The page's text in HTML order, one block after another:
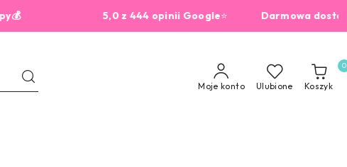
5,0 z 444 opinii Google⭐Darmowa dostawa od
Moje konto Ulubione Koszyk
0